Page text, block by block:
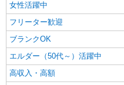
女性活躍中
フリーター歓迎
ブランクOK
エルダー（50代～）活躍中
高収入・高額